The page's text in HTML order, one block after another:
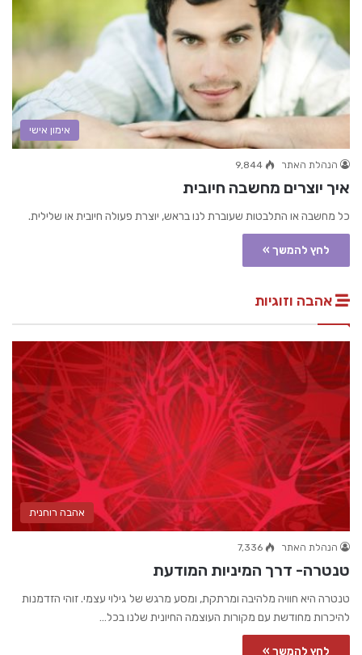
אימון אישי
הנהלת האתר 9,844
איך יוצרים מחשבה חיובית
כל מחשבה או התלבטות שעוברת לנו בראש, יוצרת פעולה חיובית או שלילית.
לחץ להמשך »
אהבה וזוגיות
אהבה רוחנית
הנהלת האתר 7,336
טנטרה- דרך המיניות המודעת
טנטרה היא חוויה מלהיבה ומרתקת, ומסע מרגש של גילוי עצמי. זוהי הזדמנות
להיכרות מחודשת עם מקורות העוצמה החיונית שלנו בכל…
לחץ להמשך »